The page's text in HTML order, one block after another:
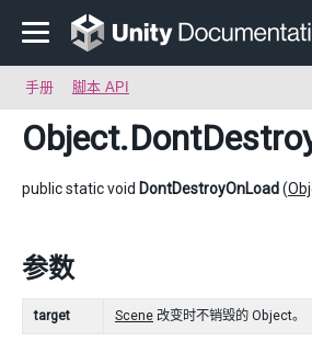
手册 脚本 API
Object
public static void DontDestroyOnLoad(
参数
target Scene 改变时不销毁的 Object。